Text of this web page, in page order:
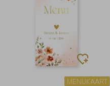
MENUKAART